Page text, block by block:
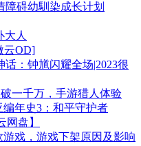
障碍幼馴染成长计划
大人
云OD]
话：钟馗闪耀全场|2023很
一千万，手游猎人体验
编年史3：和平守护者
盘】
戏，游戏下架原因及影响